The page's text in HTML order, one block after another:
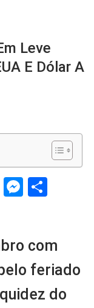
Leve
E Dólar A
Telegram
com
feriado
do